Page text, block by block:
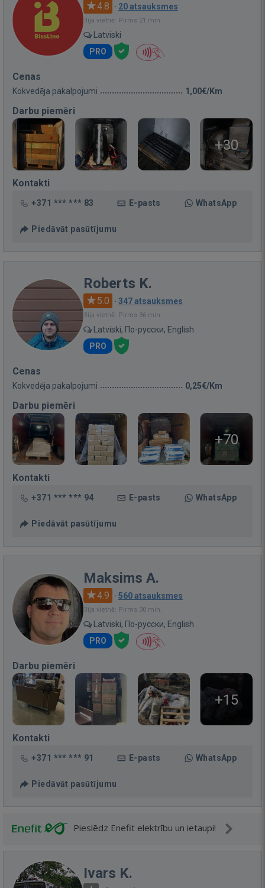
4.8 · 20 atsauksmes
Bija vietnē: Pirms 21 min.
Latviski
PRO
Cenas
Kokvedēja pakalpojumi 1,00€/Km
Darbu piemēri
+30
Kontakti
+371 *** *** 83 E-pasts WhatsApp
Piedāvāt pasūtījumu
Roberts K.
5.0 · 347 atsauksmes
Bija vietnē: Pirms 36 min.
Latviski, По-русски, English
PRO
Cenas
Kokvedēja pakalpojumi 0,25€/Km
Darbu piemēri
+70
Kontakti
+371 *** *** 94 E-pasts WhatsApp
Piedāvāt pasūtījumu
Maksims A.
4.9 · 560 atsauksmes
Bija vietnē: Pirms 30 min.
Latviski, По-русски, English
PRO
Darbu piemēri
+15
Kontakti
+371 *** *** 91 E-pasts WhatsApp
Piedāvāt pasūtījumu
Pieslēdz Enefit elektrību un ietaupi!
Ivars K.